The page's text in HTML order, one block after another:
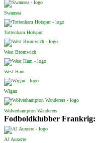
Swansea
Tottenham Hotspur
West Bromwich
West Ham
Wigan
Wolverhampton Wanderers
Fodboldklubber Frankrig:
AJ Auxerre